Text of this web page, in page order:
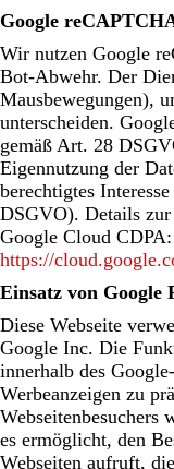
Google
Wir nutzen Google
Bot-Abwehr. Der
Mausbewegungen),
unterscheiden.
gemäß Art. 28
Eigennutzung der
berechtigtes
DSGVO). Details
Google Cloud CDPA:
https://
Einsatz von Google
Diese Webseite
Google Inc. Die
innerhalb des
Werbeanzeigen zu
Webseitenbesuchers
es ermöglicht, den
Webseiten aufruft,